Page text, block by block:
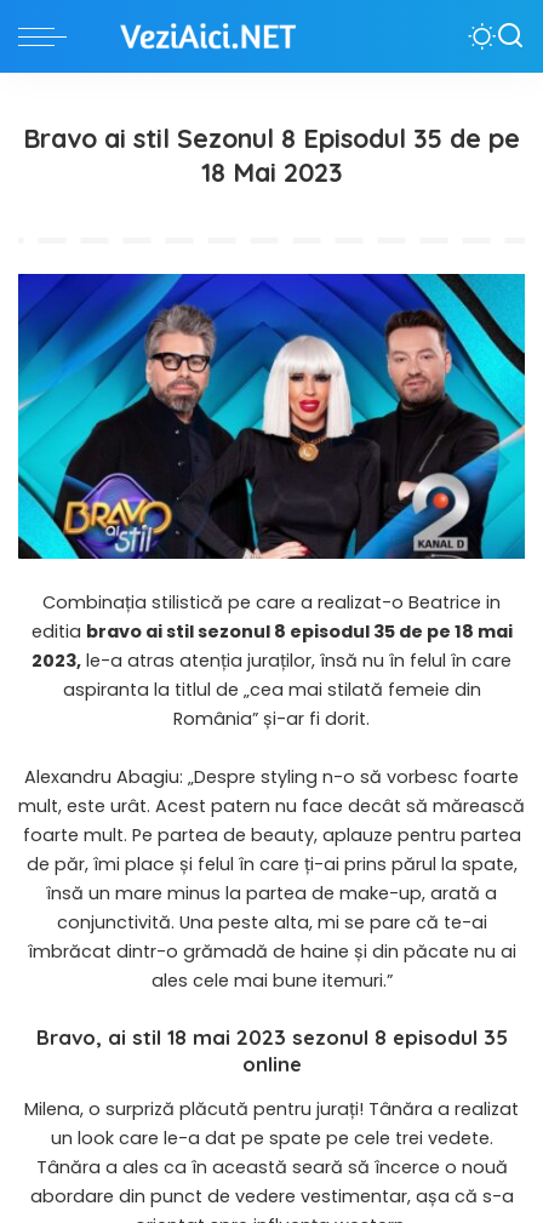
Bravo ai stil Sezonul 8 Episodul 35 de pe
18 Mai 2023
Combinația stilistică pe care a realizat-o Beatrice in
editia bravo ai stil sezonul 8 episodul 35 de pe 18 mai
2023, le-a atras atenția juraților, însă nu în felul în care
aspiranta la titlul de „cea mai stilată femeie din
România” și-ar fi dorit.
Alexandru Abagiu: „Despre styling n-o să vorbesc foarte
mult, este urât. Acest patern nu face decât să mărească
foarte mult. Pe partea de beauty, aplauze pentru partea
de păr, îmi place și felul în care ți-ai prins părul la spate,
însă un mare minus la partea de make-up, arată a
conjunctivită. Una peste alta, mi se pare că te-ai
îmbrăcat dintr-o grămadă de haine și din păcate nu ai
ales cele mai bune itemuri.”
Bravo, ai stil 18 mai 2023 sezonul 8 episodul 35
online
Milena, o surpriză plăcută pentru jurați! Tânăra a realizat
un look care le-a dat pe spate pe cele trei vedete.
Tânăra a ales ca în această seară să încerce o nouă
abordare din punct de vedere vestimentar, așa că s-a